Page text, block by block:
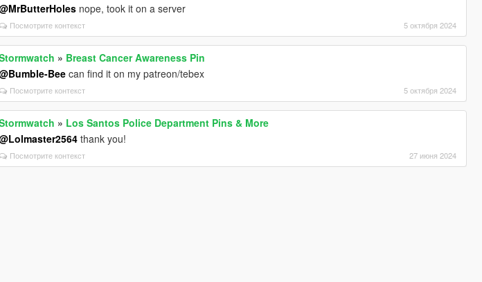
nope, took it on a server
Посмотрите контекст 5 октября 2024
» Breast Cancer Awareness Pin
Bee can find it on my patreon/tebex
Посмотрите контекст 5 октября 2024
» Los Santos Police Department Pins & More
thank you!
Посмотрите контекст 27 июня 2024